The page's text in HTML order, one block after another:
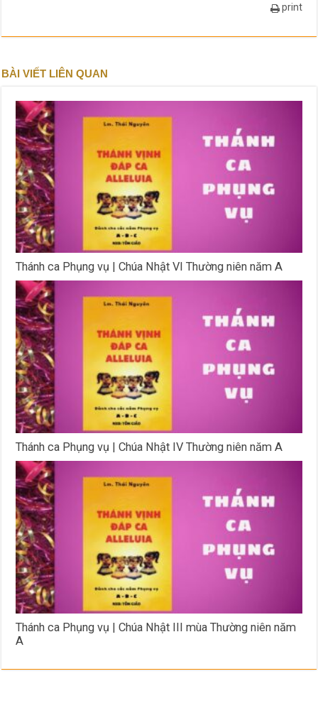
print
BÀI VIẾT LIÊN QUAN
Thánh ca Phụng vụ | Chúa Nhật VI Thường niên năm A
Thánh ca Phụng vụ | Chúa Nhật IV Thường niên năm A
Thánh ca Phụng vụ | Chúa Nhật III mùa Thường niên năm
A